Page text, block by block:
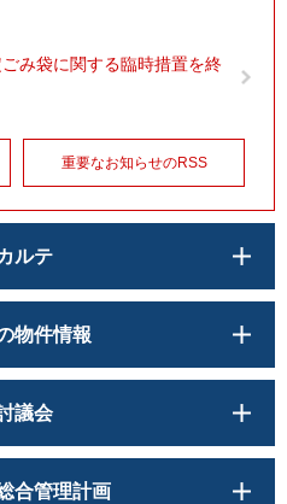
み袋に関する臨時措置を終
重要なお知らせのRSS
ルテ
物件情報
議会
合管理計画